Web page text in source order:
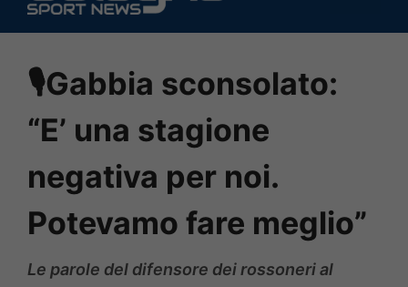
contenuto
🎙Gabbia sconsolato:
“E’ una stagione
negativa per noi.
Potevamo fare meglio”
Le parole del difensore dei rossoneri al